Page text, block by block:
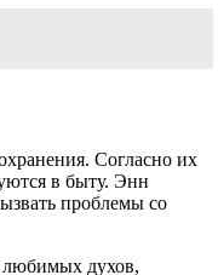
Согласно их
в быту. Энн
проблемы со
любимых духов,